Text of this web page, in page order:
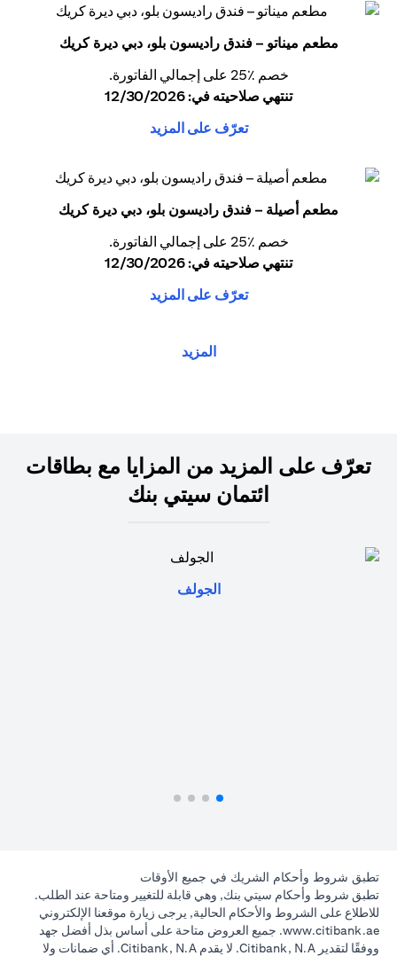
مطعم ميناتو – فندق راديسون بلو، دبي ديرة كريك
خصم ٪25 على إجمالي الفاتورة.
تنتهي صلاحيته في: 12/30/2026
تعرّف على المزيد
مطعم أصيلة – فندق راديسون بلو، دبي ديرة كريك
خصم ٪25 على إجمالي الفاتورة.
تنتهي صلاحيته في: 12/30/2026
تعرّف على المزيد
المزيد
تعرّف على المزيد من المزايا مع بطاقات
ائتمان سيتي بنك
الجولف
تطبق شروط وأحكام الشريك في جميع الأوقات
تطبق شروط وأحكام سيتي بنك, وهي قابلة للتغيير ومتاحة عند الطلب.
للاطلاع على الشروط والأحكام الحالية, يرجى زيارة موقعنا الإلكتروني
www.citibank.ae
opens in a new tab
. جميع العروض متاحة على أساس بذل أفضل جهد
ووفقًا لتقدير Citibank, N.A. لا يقدم Citibank, N.A. أي ضمانات ولا